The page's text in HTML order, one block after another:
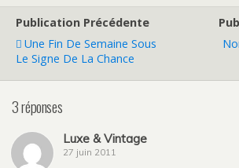
Publication Précédente
Une Fin De Semaine Sous
Le Signe De La Chance
3 réponses
Luxe & Vintage
27 juin 2011